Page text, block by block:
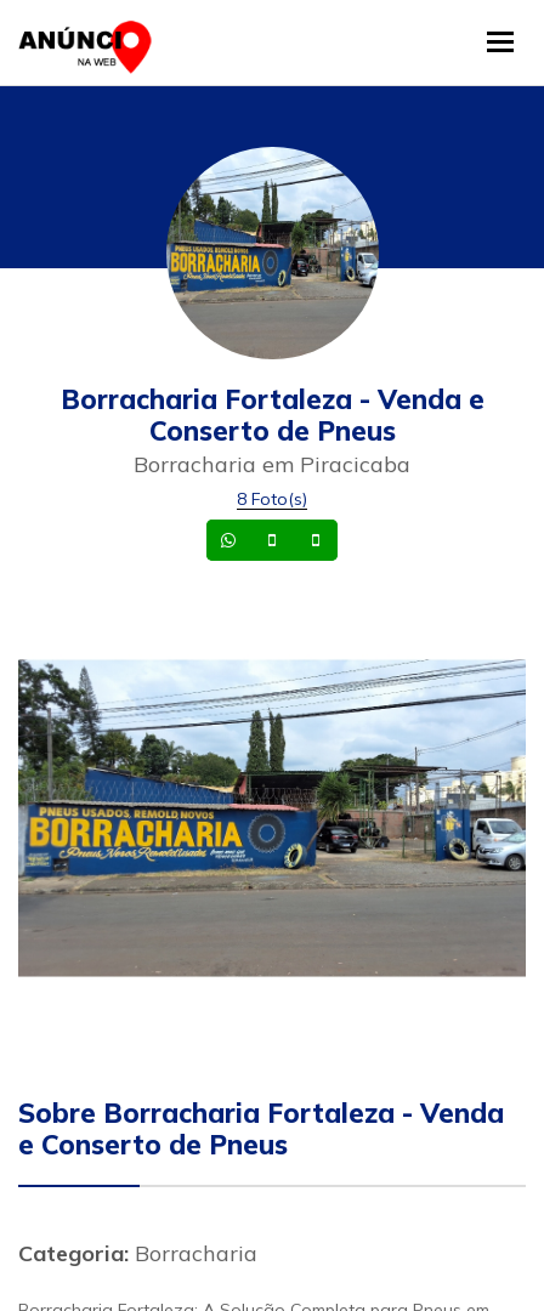
Borracharia Fortaleza - Venda e
Conserto de Pneus
Borracharia em Piracicaba
8 Foto(s)
WhatsappCelular
Sobre Borracharia Fortaleza - Venda
e Conserto de Pneus
Categoria: Borracharia